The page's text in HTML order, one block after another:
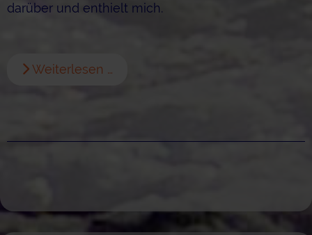
darüber und enthielt mich.
Weiterlesen …